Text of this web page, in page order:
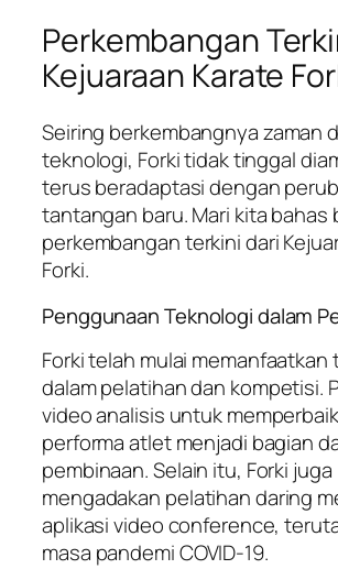
Perkembangan
Kejuaraan Karate
Seiring berkembangnya zaman
teknologi, Forki tidak tinggal
terus beradaptasi dengan
tantangan baru. Mari kita bahas
perkembangan terkini dari
Forki.
Penggunaan Teknologi dalam
Forki telah mulai memanfaatkan
dalam pelatihan dan kompetisi.
video analisis untuk
performa atlet menjadi bagian
pembinaan. Selain itu, Forki juga
mengadakan pelatihan daring
aplikasi video conference,
masa pandemi COVID-19.